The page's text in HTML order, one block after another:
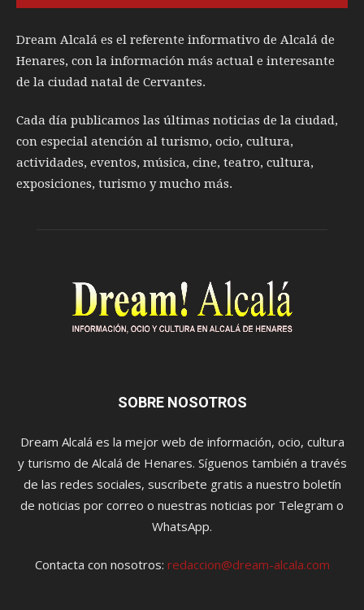
Dream Alcalá es el referente informativo de Alcalá de
Henares, con la información más actual e interesante
de la ciudad natal de Cervantes.
Cada día publicamos las últimas noticias de la ciudad,
con especial atención al turismo, ocio, cultura,
actividades, eventos, música, cine, teatro, cultura,
exposiciones, turismo y mucho más.
SOBRE NOSOTROS
Dream Alcalá es la mejor web de información, ocio, cultura
y turismo de Alcalá de Henares. Síguenos también a través
de las redes sociales, suscríbete gratis a nuestro boletín
de noticias por correo o nuestras noticias por Telegram o
WhatsApp.
Contacta con nosotros: redaccion@dream-alcala.com